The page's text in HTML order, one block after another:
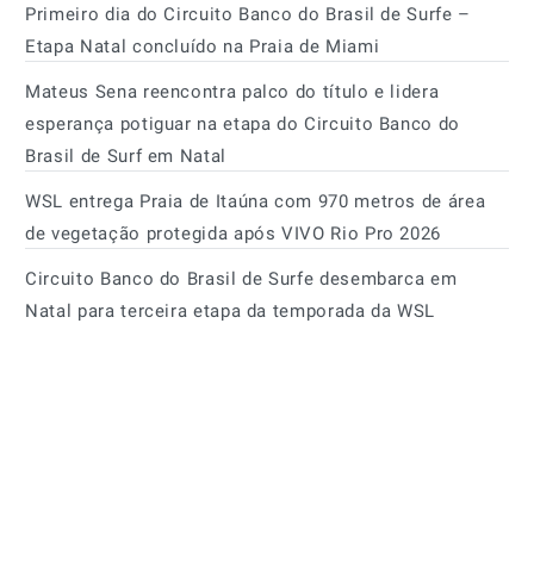
Primeiro dia do Circuito Banco do Brasil de Surfe –
Etapa Natal concluído na Praia de Miami
Mateus Sena reencontra palco do título e lidera
esperança potiguar na etapa do Circuito Banco do
Brasil de Surf em Natal
WSL entrega Praia de Itaúna com 970 metros de área
de vegetação protegida após VIVO Rio Pro 2026
Circuito Banco do Brasil de Surfe desembarca em
Natal para terceira etapa da temporada da WSL